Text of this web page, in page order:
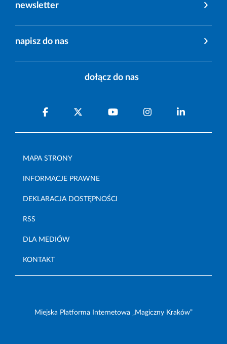
newsletter
napisz do nas
dołącz do nas
MAPA STRONY
INFORMACJE PRAWNE
DEKLARACJA DOSTĘPNOŚCI
RSS
DLA MEDIÓW
KONTAKT
Miejska Platforma Internetowa „Magiczny Kraków”